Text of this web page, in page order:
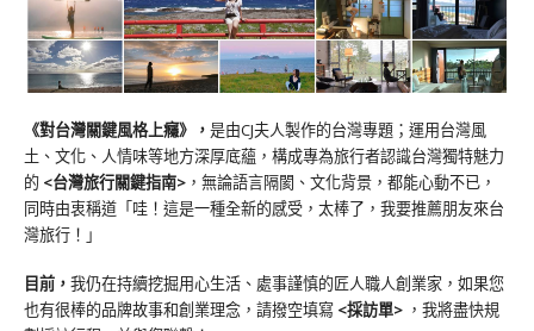
《對台灣關鍵風格上癮》 ， 是由CJ夫人製作的台灣專題；運用台灣風
土、文化、人情味等地方深厚底蘊，構成專為旅行者認識台灣獨特魅力
的 <台灣旅行關鍵指南> ，無論語言隔閡、文化背景，都能心動不已，
同時由衷稱道「哇！這是一種全新的感受，太棒了，我要推薦朋友來台
灣旅行！」
目前， 我仍在持續挖掘用心生活、處事謹慎的匠人職人創業家，如果您
也有很棒的品牌故事和創業理念，請撥空填寫 <採訪單> ，我將盡快規